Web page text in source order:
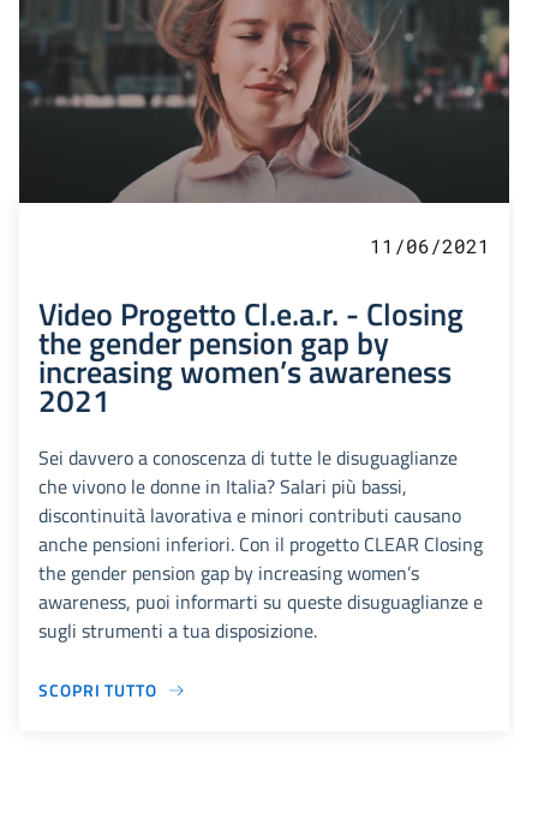
11/06/2021
Video Progetto Cl.e.a.r. - Closing
the gender pension gap by
increasing women’s awareness
2021
Sei davvero a conoscenza di tutte le disuguaglianze
che vivono le donne in Italia? Salari più bassi,
discontinuità lavorativa e minori contributi causano
anche pensioni inferiori. Con il progetto CLEAR Closing
the gender pension gap by increasing women’s
awareness, puoi informarti su queste disuguaglianze e
sugli strumenti a tua disposizione.
SCOPRI TUTTO